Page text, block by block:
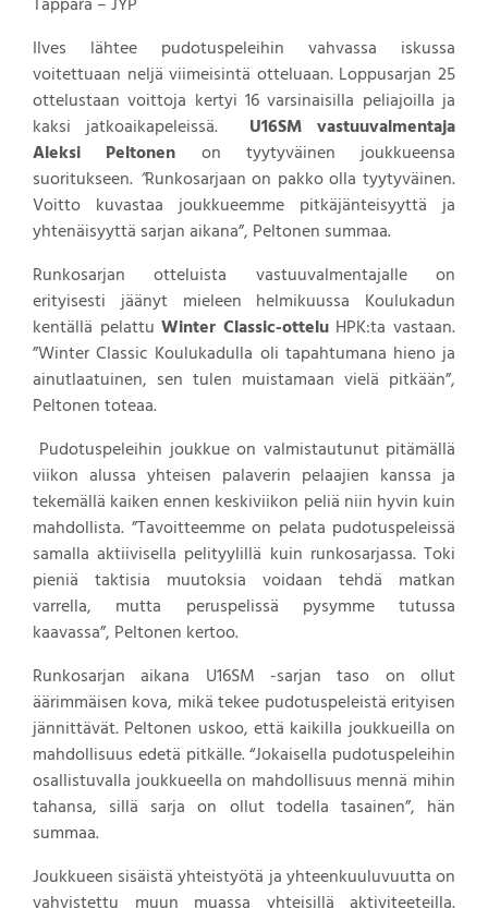
Ilves lähtee pudotuspeleihin vahvassa iskussa
voitettuaan neljä viimeisintä otteluaan. Loppusarjan 25
ottelustaan voittoja kertyi 16 varsinaisilla peliajoilla ja
kaksi jatkoaikapeleissä. U16SM vastuuvalmentaja
Aleksi Peltonen on tyytyväinen joukkueensa
suoritukseen. ”Runkosarjaan on pakko olla tyytyväinen.
Voitto kuvastaa joukkueemme pitkäjänteisyyttä ja
yhtenäisyyttä sarjan aikana”, Peltonen summaa.
Runkosarjan otteluista vastuuvalmentajalle on
erityisesti jäänyt mieleen helmikuussa Koulukadun
kentällä pelattuWinter Classic-otteluHPK:ta vastaan.
”Winter Classic Koulukadulla oli tapahtumana hieno ja
ainutlaatuinen, sen tulen muistamaan vielä pitkään”,
Peltonen toteaa.
Pudotuspeleihin joukkue on valmistautunut pitämällä
viikon alussa yhteisen palaverin pelaajien kanssa ja
tekemällä kaiken ennen keskiviikon peliä niin hyvin kuin
mahdollista. ”Tavoitteemme on pelata pudotuspeleissä
samalla aktiivisella pelityylillä kuin runkosarjassa. Toki
pieniä taktisia muutoksia voidaan tehdä matkan
varrella, mutta peruspelissä pysymme tutussa
kaavassa”, Peltonen kertoo.
Runkosarjan aikana U16SM -sarjan taso on ollut
äärimmäisen kova, mikä tekee pudotuspeleistä erityisen
jännittävät. Peltonen uskoo, että kaikilla joukkueilla on
mahdollisuus edetä pitkälle. “Jokaisella pudotuspeleihin
osallistuvalla joukkueella on mahdollisuus mennä mihin
tahansa, sillä sarja on ollut todella tasainen”, hän
summaa.
Joukkueen sisäistä yhteistyötä ja yhteenkuuluvuutta on